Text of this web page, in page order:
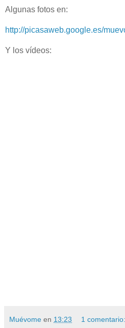
Algunas fotos en:
http://picasaweb.google.es/
Y los vídeos:
Muévome en 13:23 1 comentario: